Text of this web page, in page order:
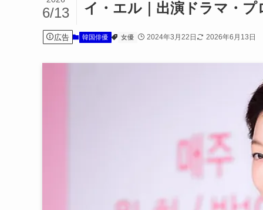
イ・エル｜出演ドラマ・
6/13
広告 韓国俳優 女優 2024年3月22日 2026年6月13日